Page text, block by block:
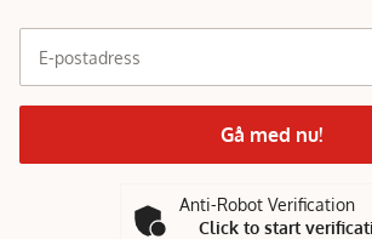
Pannan kommer ändra färg när du
och det ska den göra. Med oljan bildar
fin och gör den lättare att använda och
E-postadress
Gå med nu!
Anti-Robot Verification
Click to start